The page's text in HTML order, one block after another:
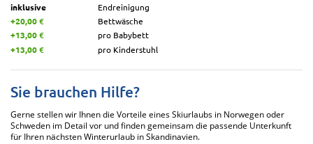
inklusive
Endreinigung
+20,00 €
Bettwäsche
+13,00 €
pro Babybett
+13,00 €
pro Kinderstuhl
Sie brauchen Hilfe?
Gerne stellen wir Ihnen die Vorteile eines Skiurlaubs in Norwegen oder
Schweden im Detail vor und finden gemeinsam die passende Unterkunft
für Ihren nächsten Winterurlaub in Skandinavien.